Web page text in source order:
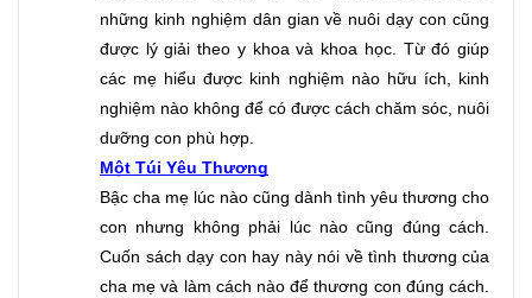
những kinh nghiệm dân gian về nuôi dạy con cũng
được lý giải theo y khoa và khoa học. Từ đó giúp
các mẹ hiểu được kinh nghiệm nào hữu ích, kinh
nghiệm nào không để có được cách chăm sóc, nuôi
dưỡng con phù hợp.
Một Túi Yêu Thương
Bậc cha mẹ lúc nào cũng dành tình yêu thương cho
con nhưng không phải lúc nào cũng đúng cách.
Cuốn sách dạy con hay này nói về tình thương của
cha mẹ và làm cách nào để thương con đúng cách.